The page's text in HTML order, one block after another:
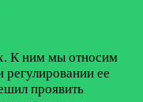
К ним мы относим
регулировании ее
проявить